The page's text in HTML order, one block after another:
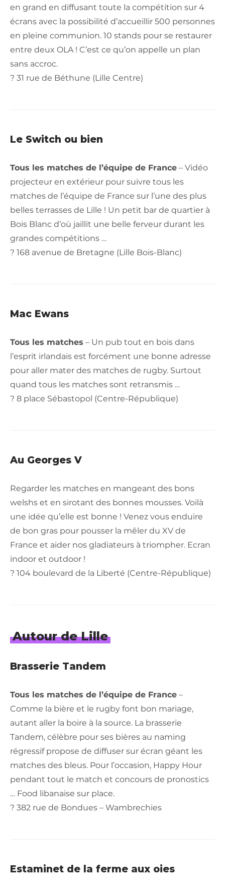
en grand en diffusant toute la compétition sur 4
écrans avec la possibilité d’accueillir 500 personnes
en pleine communion. 10 stands pour se restaurer
entre deux OLA ! C’est ce qu’on appelle un plan
sans accroc.
? 31 rue de Béthune (Lille Centre)
Le Switch ou bien
Tous les matches de l’équipe de France – Vidéo
projecteur en extérieur pour suivre tous les
matches de l’équipe de France sur l’une des plus
belles terrasses de Lille ! Un petit bar de quartier à
Bois Blanc d’où jaillit une belle ferveur durant les
grandes compétitions …
? 168 avenue de Bretagne (Lille Bois-Blanc)
Mac Ewans
Tous les matches – Un pub tout en bois dans
l’esprit irlandais est forcément une bonne adresse
pour aller mater des matches de rugby. Surtout
quand tous les matches sont retransmis …
? 8 place Sébastopol (Centre-République)
Au Georges V
Regarder les matches en mangeant des bons
welshs et en sirotant des bonnes mousses. Voilà
une idée qu’elle est bonne ! Venez vous enduire
de bon gras pour pousser la mêler du XV de
France et aider nos gladiateurs à triompher. Ecran
indoor et outdoor !
? 104 boulevard de la Liberté (Centre-République)
Autour de Lille
Brasserie Tandem
Tous les matches de l’équipe de France –
Comme la bière et le rugby font bon mariage,
autant aller la boire à la source. La brasserie
Tandem, célèbre pour ses bières au naming
régressif propose de diffuser sur écran géant les
matches des bleus. Pour l’occasion, Happy Hour
pendant tout le match et concours de pronostics
… Food libanaise sur place.
? 382 rue de Bondues – Wambrechies
Estaminet de la ferme aux oies